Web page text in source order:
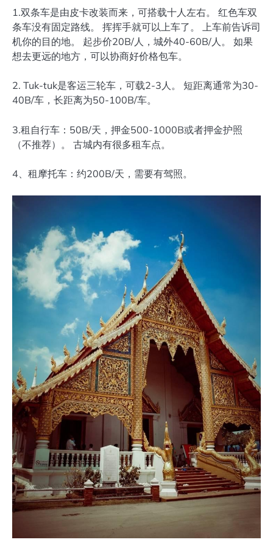
1.双条车是由皮卡改装而来，可搭载十人左右。 红色车双
条车没有固定路线。 挥挥手就可以上车了。 上车前告诉司
机你的目的地。 起步价20B/人，城外40-60B/人。 如果
想去更远的地方，可以协商好价格包车。
2. Tuk-tuk是客运三轮车，可载2-3人。 短距离通常为30-
40B/车，长距离为50-100B/车。
3.租自行车：50B/天，押金500-1000B或者押金护照
（不推荐）。 古城内有很多租车点。
4、租摩托车：约200B/天，需要有驾照。